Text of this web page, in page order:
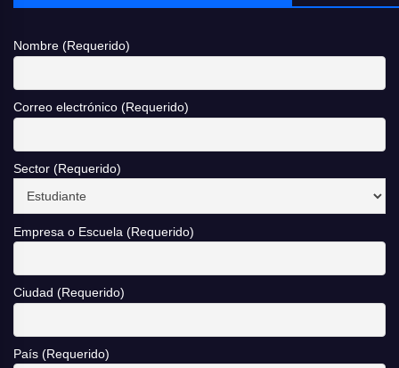
Nombre (Requerido)
Correo electrónico (Requerido)
Sector (Requerido)
Empresa o Escuela (Requerido)
Ciudad (Requerido)
País (Requerido)